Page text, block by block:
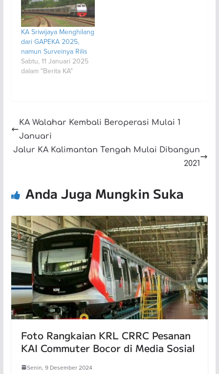
KA Sriwijaya Menghilang
dari GAPEKA 2025,
namun Surveinya Rilis
Sabtu, 11 Januari 2025
dalam "Berita KA"
KA Walahar Kembali Beroperasi Mulai 1
Januari
Jalur KA Kalimantan Tengah Mulai Dibangun
2021
Anda Juga Mungkin Suka
Foto Rangkaian KRL CRRC Pesanan
KAI Commuter Bocor di Media Sosial
Senin, 9 Desember 2024